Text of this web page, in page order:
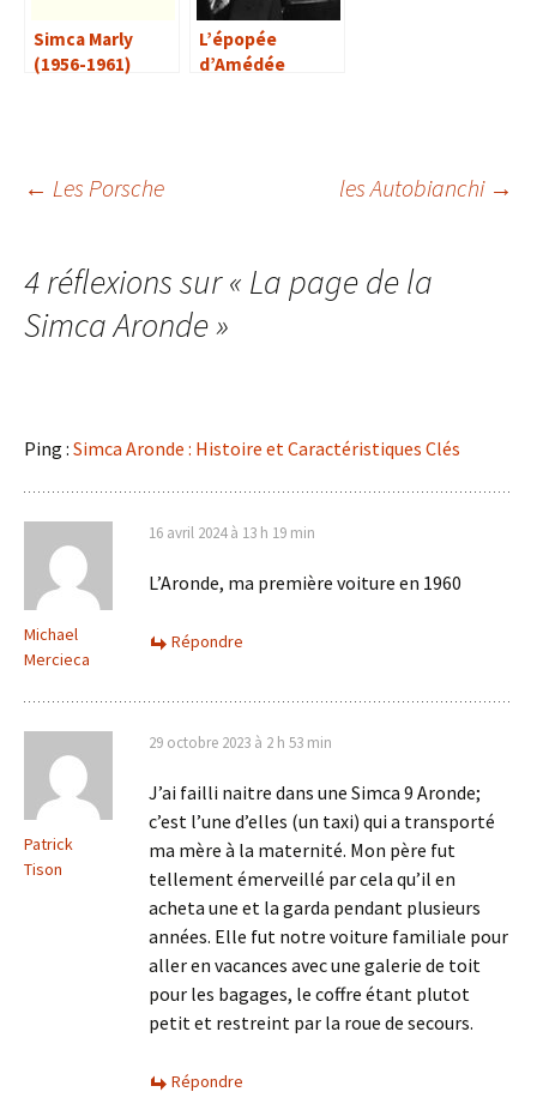
Simca Marly
(1956-1961)
L’épopée
d’Amédée
Navigation
des
articles
← Les Porsche les Autobianchi →
4 réflexions sur « La page de la
Simca Aronde»
Ping : Simca Aronde : Histoire et Caractéristiques Clés
Michael
Mercieca
16 avril 2024 à 13 h 19 min
L’Aronde, ma première voiture en 1960
Répondre
Patrick
Tison
29 octobre 2023 à 2 h 53 min
J’ai failli naitre dans une Simca 9 Aronde;
c’est l’une d’elles (un taxi) qui a transporté
ma mère à la maternité. Mon père fut
tellement émerveillé par cela qu’il en
acheta une et la garda pendant plusieurs
années. Elle fut notre voiture familiale pour
aller en vacances avec une galerie de toit
pour les bagages, le coffre étant plutot
petit et restreint par la roue de secours.
Répondre